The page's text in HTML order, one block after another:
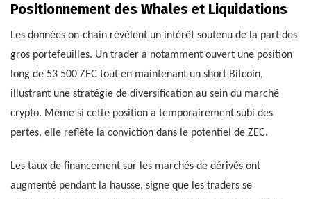
Positionnement des Whales et Liquidations
Les données on-chain révèlent un intérêt soutenu de la part des
gros portefeuilles. Un trader a notamment ouvert une position
long de 53 500 ZEC tout en maintenant un short Bitcoin,
illustrant une stratégie de diversification au sein du marché
crypto. Même si cette position a temporairement subi des
pertes, elle reflète la conviction dans le potentiel de ZEC.
Les taux de financement sur les marchés de dérivés ont
augmenté pendant la hausse, signe que les traders se